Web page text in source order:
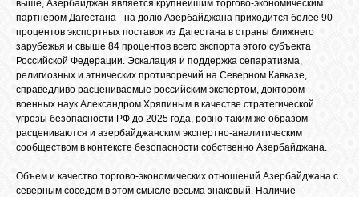
выше, Азербайджан является крупнейшим торгово-экономическим
партнером Дагестана - на долю Азербайджана приходится более 90
процентов экспортных поставок из Дагестана в страны ближнего
зарубежья и свыше 84 процентов всего экспорта этого субъекта
Российской Федерации. Эскалация и поддержка сепаратизма,
религиозных и этнических противоречий на Северном Кавказе,
справедливо расцениваемые российским экспертом, доктором
военных наук Александром Хряпиным в качестве стратегической
угрозы безопасности РФ до 2025 года, ровно таким же образом
расцениваются и азербайджанским экспертно-аналитическим
сообществом в контексте безопасности собственно Азербайджана.
Объем и качество торгово-экономических отношений Азербайджана с
северным соседом в этом смысле весьма знаковый. Наличие